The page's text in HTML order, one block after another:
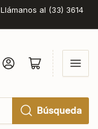
al (33) 3614
Búsqueda
Iniciar sesiónAbrir cesta pequeña